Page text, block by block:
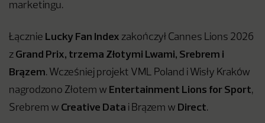
marketingu.
Łącznie Lucky Fan Index zakończył Cannes Lions 2026
z Grand Prix, trzema Złotymi Lwami, Srebrem i
Brązem. Wcześniej projekt VML Poland i Wisły Kraków
nagrodzono Złotem w Entertainment Lions for Sport,
Srebrem w Creative Data i Brązem w Direct.